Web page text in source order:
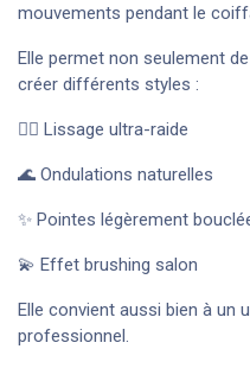
mouvements pendant le
Elle permet non seulement
créer différents styles :
💇‍♀️ Lissage ultra-raide
🌊 Ondulations naturelles
✨ Pointes légèrement
💫 Effet brushing salon
Elle convient aussi bien à un
professionnel.